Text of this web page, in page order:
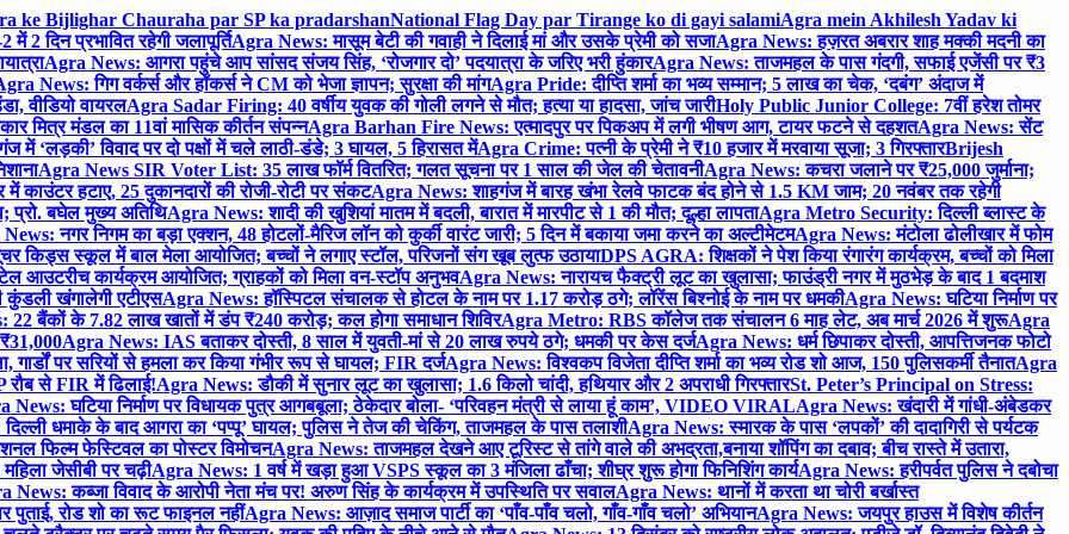
ke Bijlighar Chauraha par SP ka pradarshanNational Flag Day par Tirange ko di gayi salamiAgra mein Akhilesh Yadav ki
2 दिन प्रभावित रहेगी जलापूर्तिAgra News: मासूम बेटी की गवाही ने दिलाई मां और उसके प्रेमी को सजाAgra News: हज़रत अबरार शाह मक्की मदनी का
Agra News: आगरा पहुंचे आप सांसद संजय सिंह, ‘रोजगार दो’ पदयात्रा के जरिए भरी हुंकारAgra News: ताजमहल के पास गंदगी, सफाई एजेंसी पर ₹3
News: गिग वर्कर्स और हॉकर्स ने CM को भेजा ज्ञापन; सुरक्षा की मांगAgra Pride: दीप्ति शर्मा का भव्य सम्मान; 5 लाख का चेक, ‘दबंग’ अंदाज में
वीडियो वायरलAgra Sadar Firing: 40 वर्षीय युवक की गोली लगने से मौत; हत्या या हादसा, जांच जारीHoly Public Junior College: 7वीं हरेश तोमर
मित्र मंडल का 11वां मासिक कीर्तन संपन्नAgra Barhan Fire News: एत्मादपुर पर पिकअप में लगी भीषण आग, टायर फटने से दहशतAgra News: सेंट
‘लड़की’ विवाद पर दो पक्षों में चले लाठी-डंडे; 3 घायल, 5 हिरासत मेंAgra Crime: पत्नी के प्रेमी ने ₹10 हजार में मरवाया सूजा; 3 गिरफ्तारBrijesh
Agra News SIR Voter List: 35 लाख फॉर्म वितरित; गलत सूचना पर 1 साल की जेल की चेतावनीAgra News: कचरा जलाने पर ₹25,000 जुर्माना;
हटाए, 25 दुकानदारों की रोजी-रोटी पर संकटAgra News: शाहगंज में बारह खंभा रेलवे फाटक बंद होने से 1.5 KM जाम; 20 नवंबर तक रहेगी
प्रो. बघेल मुख्य अतिथिAgra News: शादी की खुशियां मातम में बदली, बारात में मारपीट से 1 की मौत; दूल्हा लापताAgra Metro Security: दिल्ली ब्लास्ट के
नगर निगम का बड़ा एक्शन, 48 होटलों-मैरिज लॉन को कुर्की वारंट जारी; 5 दिन में बकाया जमा करने का अल्टीमेटमAgra News: मंटोला ढोलीखार में फोम
किड्स स्कूल में बाल मेला आयोजित; बच्चों ने लगाए स्टॉल, परिजनों संग खूब लुत्फ उठायाDPS AGRA: शिक्षकों ने पेश किया रंगारंग कार्यक्रम, बच्चों को मिला
आउटरीच कार्यक्रम आयोजित; ग्राहकों को मिला वन-स्टॉप अनुभवAgra News: नारायच फैक्ट्री लूट का खुलासा; फाउंड्री नगर में मुठभेड़ के बाद 1 बदमाश
खंगालेगी एटीएसAgra News: हॉस्पिटल संचालक से होटल के नाम पर 1.17 करोड़ ठगे; लॉरेंस बिश्नोई के नाम पर धमकीAgra News: घटिया निर्माण पर
22 बैंकों के 7.82 लाख खातों में डंप ₹240 करोड़; कल होगा समाधान शिविरAgra Metro: RBS कॉलेज तक संचालन 6 माह लेट, अब मार्च 2026 में शुरूAgra
Agra News: IAS बताकर दोस्ती, 8 साल में युवती-मां से 20 लाख रुपये ठगे; धमकी पर केस दर्जAgra News: धर्म छिपाकर दोस्ती, आपत्तिजनक फोटो
गार्डों पर सरियों से हमला कर किया गंभीर रूप से घायल; FIR दर्जAgra News: विश्वकप विजेता दीप्ति शर्मा का भव्य रोड शो आज, 150 पुलिसकर्मी तैनातAgra
से FIR में ढिलाई!Agra News: डौकी में सुनार लूट का खुलासा; 1.6 किलो चांदी, हथियार और 2 अपराधी गिरफ्तारSt. Peter’s Principal on Stress:
News: घटिया निर्माण पर विधायक पुत्र आगबबूला; ठेकेदार बोला- ‘परिवहन मंत्री से लाया हूं काम’, VIDEO VIRALAgra News: खंदारी में गांधी-अंबेडकर
धमाके के बाद आगरा का ‘पप्पू’ घायल; पुलिस ने तेज की चेकिंग, ताजमहल के पास तलाशीAgra News: स्मारक के पास ‘लपकों’ की दादागिरी से पर्यटक
फिल्म फेस्टिवल का पोस्टर विमोचनAgra News: ताजमहल देखने आए टूरिस्ट से तांगे वाले की अभद्रता,बनाया शॉपिंग का दबाव; बीच रास्ते में उतारा,
जेसीबी पर चढ़ीAgra News: 1 वर्ष में खड़ा हुआ VSPS स्कूल का 3 मंजिला ढाँचा; शीघ्र शुरू होगा फिनिशिंग कार्यAgra News: हरीपर्वत पुलिस ने दबोचा
News: कब्जा विवाद के आरोपी नेता मंच पर! अरुण सिंह के कार्यक्रम में उपस्थिति पर सवालAgra News: थानों में करता था चोरी बर्खास्त
पुताई, रोड शो का रूट फाइनल नहींAgra News: आज़ाद समाज पार्टी का ‘पाँव-पाँव चलो, गाँव-गाँव चलो’ अभियानAgra News: जयपुर हाउस में विशेष कीर्तन